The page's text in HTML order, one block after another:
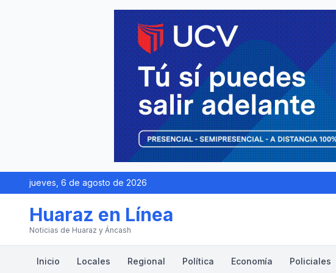
jueves, 6 de agosto de 2026
Huaraz en Línea
Noticias de Huaraz y Áncash
Inicio Locales Regional Política Economía Policiales